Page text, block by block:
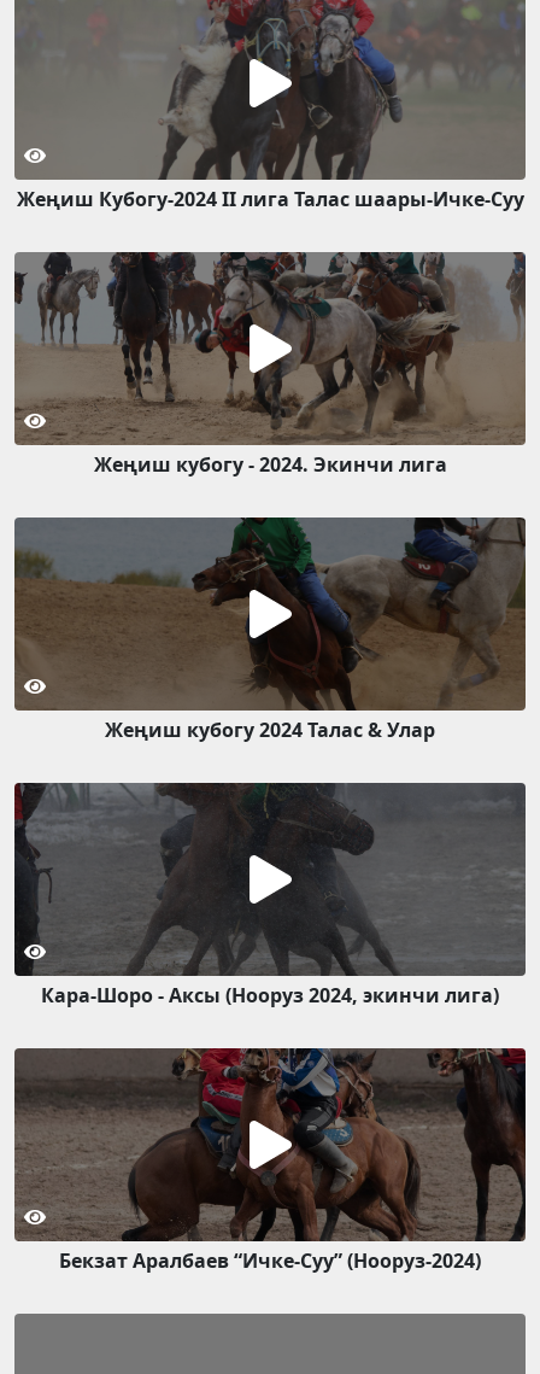
Жеңиш Кубогу-2024 II лига Талас шаары-Ичке-Суу
Жеңиш кубогу - 2024. Экинчи лига
Жеңиш кубогу 2024 Талас & Улар
Кара-Шоро - Аксы (Нооруз 2024, экинчи лига)
Бекзат Аралбаев “Ичке-Суу” (Нооруз-2024)